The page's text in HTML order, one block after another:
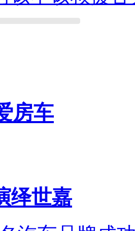
房车
绎世嘉